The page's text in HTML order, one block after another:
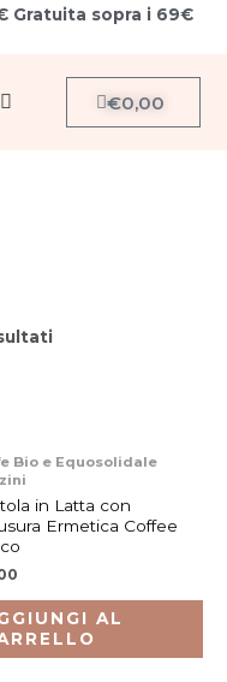
Gratuita sopra i 69€
Cerca
€0,00
Carrello
Bio e Equosolidale
in Latta con
Ermetica Coffee
AL